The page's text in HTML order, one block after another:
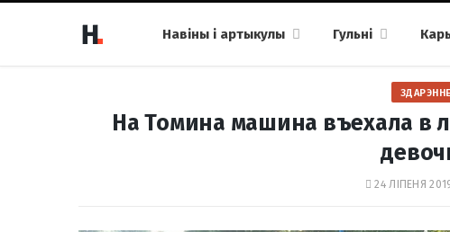
Навіны і артыкулы Гульні
ЗДАРЭННЕ
На Томина машина въехала в
24 ЛІПЕНЯ